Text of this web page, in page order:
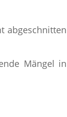
abgeschnitten
Mängel in